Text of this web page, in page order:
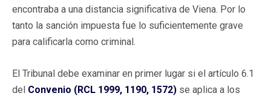
encontraba a una distancia significativa de Viena. Por lo
tanto la sanción impuesta fue lo suficientemente grave
para calificarla como criminal.
El Tribunal debe examinar en primer lugar si el artículo 6.1
del Convenio (RCL 1999, 1190, 1572) se aplica a los